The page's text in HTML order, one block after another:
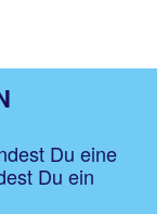
Du eine
Du ein